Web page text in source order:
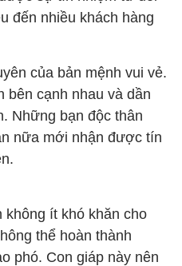
đến nhiều khách hàng
của bản mệnh vui vẻ.
bên cạnh nhau và dần
Những bạn độc thân
nữa mới nhận được tín
không ít khó khăn cho
thể hoàn thành
phó. Con giáp này nên